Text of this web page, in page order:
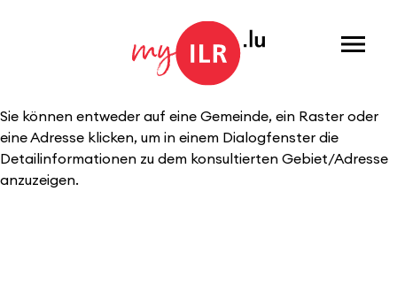
Menu
Sie können entweder auf eine Gemeinde, ein Raster oder
eine Adresse klicken, um in einem Dialogfenster die
Detailinformationen zu dem konsultierten Gebiet/Adresse
anzuzeigen.